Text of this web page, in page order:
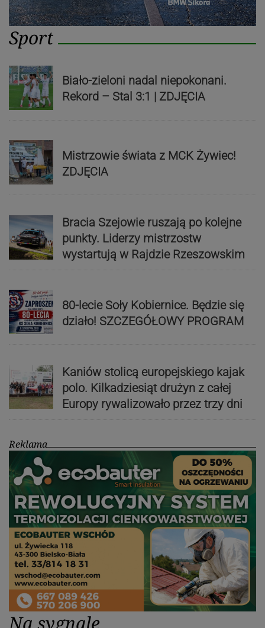
Sport
Biało-zieloni nadal niepokonani.
Rekord – Stal 3:1 | ZDJĘCIA
Mistrzowie świata z MCK Żywiec!
ZDJĘCIA
Bracia Szejowie ruszają po kolejne
punkty. Liderzy mistrzostw
wystartują w Rajdzie Rzeszowskim
80-lecie Soły Kobiernice. Będzie się
działo! SZCZEGÓŁOWY PROGRAM
Kaniów stolicą europejskiego kajak
polo. Kilkadziesiąt drużyn z całej
Europy rywalizowało przez trzy dni
Reklama
Na sygnale